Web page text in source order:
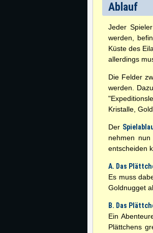
Ablauf
Jeder
werden,
Küste des
allerdings
Die Felder
werden.
Kristalle,
Der
nehmen
entscheiden
A. Das
Es muss
Goldnugget
B. Das
Ein
Plättchens